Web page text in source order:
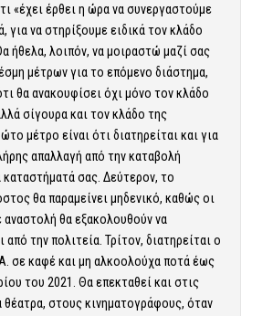
«έχει έρθει η ώρα να συνεργαστούμε
για να στηρίξουμε ειδικά τον κλάδο
ήθελα, λοιπόν, να μοιραστώ μαζί σας
μέτρων για το επόμενο διάστημα,
θα ανακουφίσει όχι μόνο τον κλάδο
σίγουρα και τον κλάδο της
μέτρο είναι ότι διατηρείται και για
απαλλαγή από την καταβολή
καταστήματά σας. Δεύτερον, το
θα παραμείνει μηδενικό, καθώς οι
αναστολή θα εξακολουθούν να
την πολιτεία. Τρίτον, διατηρείται ο
σε καφέ και μη αλκοολούχα ποτά έως
του 2021. Θα επεκταθεί και στις
στους κινηματογράφους, όταν